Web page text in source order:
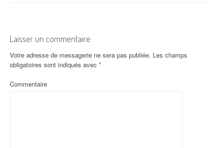
Laisser un commentaire
Votre adresse de messagerie ne sera pas publiée. Les champs
obligatoires sont indiqués avec *
Commentaire